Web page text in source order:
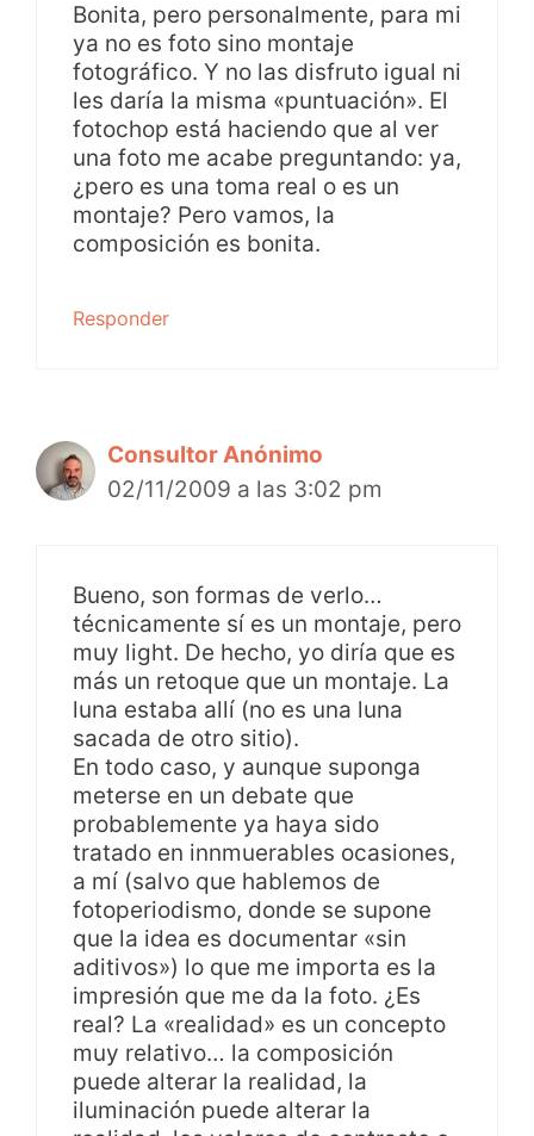
Bonita, pero personalmente, para mi
ya no es foto sino montaje
fotográfico. Y no las disfruto igual ni
les daría la misma «puntuación». El
fotochop está haciendo que al ver
una foto me acabe preguntando: ya,
¿pero es una toma real o es un
montaje? Pero vamos, la
composición es bonita.
Responder
Consultor Anónimo
02/11/2009 a las 3:02 pm
Bueno, son formas de verlo…
técnicamente sí es un montaje, pero
muy light. De hecho, yo diría que es
más un retoque que un montaje. La
luna estaba allí (no es una luna
sacada de otro sitio).
En todo caso, y aunque suponga
meterse en un debate que
probablemente ya haya sido
tratado en innmuerables ocasiones,
a mí (salvo que hablemos de
fotoperiodismo, donde se supone
que la idea es documentar «sin
aditivos») lo que me importa es la
impresión que me da la foto. ¿Es
real? La «realidad» es un concepto
muy relativo… la composición
puede alterar la realidad, la
iluminación puede alterar la